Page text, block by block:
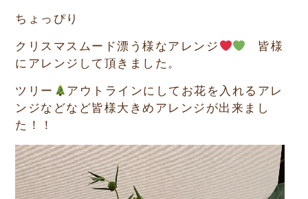
ちょっぴり
クリスマスムード漂う様なアレンジ
皆様
にアレンジして頂きました。
ツリー
アウトラインにしてお花を入れるアレ
ンジなどなど皆様大きめアレンジが出来まし
た！！